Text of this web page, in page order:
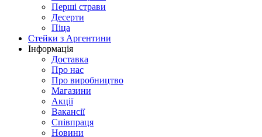
Перші страви
Десерти
Піца
Стейки з Аргентини
Інформація
Доставка
Про нас
Про виробництво
Магазини
Акції
Вакансії
Співпраця
Новини